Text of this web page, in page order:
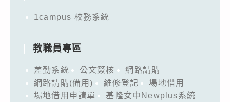
1campus 校務系統
教職員專區
差勤系統 公文簽核
網路請購
網路請購(備用)
維修登記
場地借用
場地借用申請單
基隆女中Newplus系統